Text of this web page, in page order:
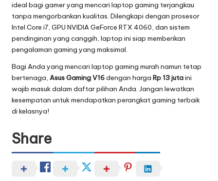
ideal bagi gamer yang mencari laptop gaming terjangkau
tanpa mengorbankan kualitas. Dilengkapi dengan prosesor
Intel Core i7, GPU NVIDIA GeForce RTX 4060, dan sistem
pendinginan yang canggih, laptop ini siap memberikan
pengalaman gaming yang maksimal.
Bagi Anda yang mencari laptop gaming murah namun tetap
bertenaga, Asus Gaming V16dengan harga Rp 13 jutaini
wajib masuk dalam daftar pilihan Anda. Jangan lewatkan
kesempatan untuk mendapatkan perangkat gaming terbaik
di kelasnya!
Share